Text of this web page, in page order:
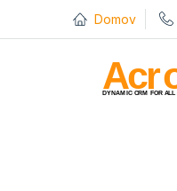
Domov